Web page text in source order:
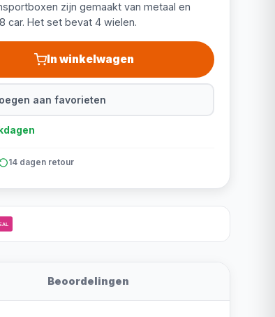
zijn gemaakt van metaal en
Het set bevat 4 wielen.
In winkelwagen
aan favorieten
14 dagen retour
Beoordelingen